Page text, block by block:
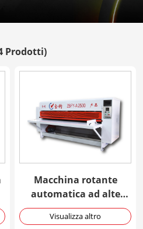
Prodotti)
Macchina rotante
automatica ad alte
prestazioni Scorer
Slitter
Visualizza altro